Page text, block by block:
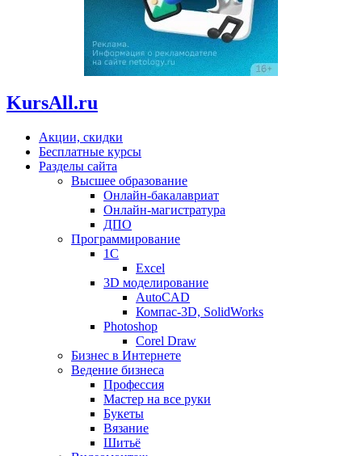
KursAll.ru
Акции, скидки
Бесплатные курсы
Разделы сайта
Высшее образование
Онлайн-бакалавриат
Онлайн-магистратура
ДПО
Программирование
1С
Excel
3D моделирование
AutoCAD
Компас-3D, SolidWorks
Photoshop
Corel Draw
Бизнес в Интернете
Ведение бизнеса
Профессия
Мастер на все руки
Букеты
Вязание
Шитьё